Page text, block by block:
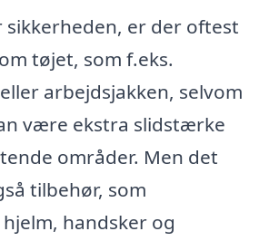
er der oftest
tøjet, som f.eks.
arbejdsjakken, selvom
være ekstra slidstærke
områder. Men det
tilbehør, som
handsker og